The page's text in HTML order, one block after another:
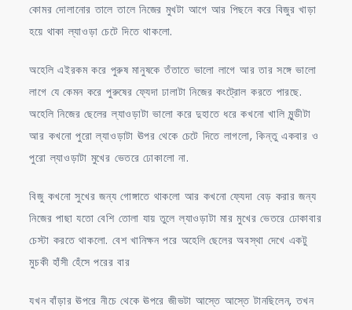
কোমর দোলানোর তালে তালে নিজের মুখটা আগে আর পিছনে করে বিজুর খাড়া
হয়ে থাকা ল্যাওড়া চেটে দিতে থাকলো.
অহেলি এইরকম করে পুরুষ মানুষকে তঁতাতে ভালো লাগে আর তার সঙ্গে ভালো
লাগে যে কেমন করে পুরুষের ফ্যেদা ঢালাটা নিজের কংট্রোল করতে পারছে.
অহেলি নিজের ছেলের ল্যাওড়াটা ভালো করে দুহাতে ধরে কখনো খালি মুন্ডীটা
আর কখনো পুরো ল্যাওড়াটা ঊপর থেকে চেটে দিতে লাগলো, কিন্তু একবার ও
পুরো ল্যাওড়াটা মুখের ভেতরে ঢোকালো না.
বিজু কখনো সুখের জন্য গোঙ্গাতে থাকলো আর কখনো ফ্যেদা বেড় করার জন্য
নিজের পাছা যতো বেশি তোলা যায় তুলে ল্যাওড়াটা মার মুখের ভেতরে ঢোকাবার
চেস্টা করতে থাকলো. বেশ খানিক্ষন পরে অহেলি ছেলের অবস্থা দেখে একটু
মুচকী হাঁসী হেঁসে পরের বার
যখন বাঁড়ার ঊপরে নীচে থেকে ঊপরে জীভটা আস্তে আস্তে টানছিলেন, তখন